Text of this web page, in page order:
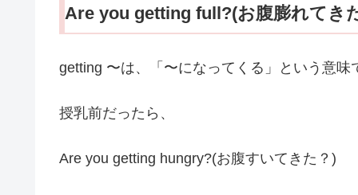
Are you getting full?(お腹膨れてき
getting 〜は、「〜になってくる」という意味
授乳前だったら、
Are you getting hungry?(お腹すいてきた？)